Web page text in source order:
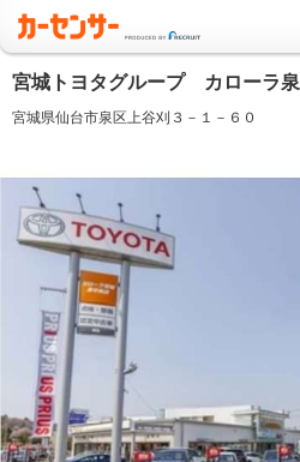
宮城トヨタグループ カローラ
宮城県仙台市泉区上谷刈３－１－６０